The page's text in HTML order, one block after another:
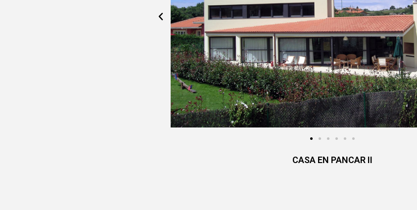
CASA EN PANCAR II